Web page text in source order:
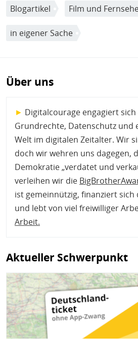
Blogartikel Film und
in eigener Sache
Über uns
► Digitalcourage engagiert
Grundrechte, Datenschutz und
Welt im digitalen Zeitalter. Wir
doch wir wehren uns dagegen,
Demokratie „verdatet und
verleihen wir die
ist gemeinnützig, finanziert sich
und lebt von viel freiwilliger
Arbeit.
Aktueller Schwerpunkt
Bild